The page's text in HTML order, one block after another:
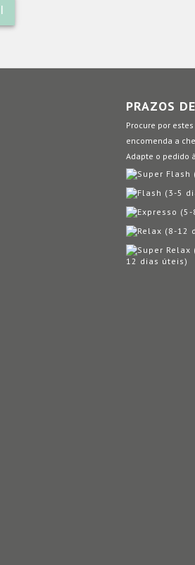
PRAZOS
Procure por
encomenda a
Adapte o pedido
12 dias úteis)